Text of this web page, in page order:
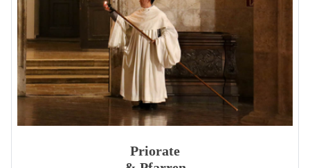
Priorate